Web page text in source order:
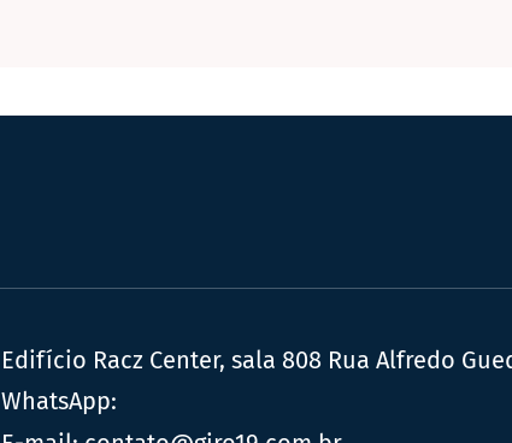
Edifício Racz Center, sala 808 Rua Alfredo
WhatsApp: